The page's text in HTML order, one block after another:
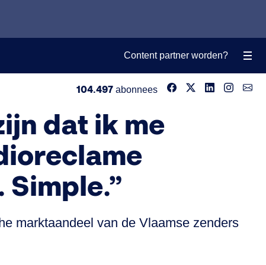
Content partner worden?
104.497 abonnees
dat ik me
marktaandeel van de Vlaamse zenders